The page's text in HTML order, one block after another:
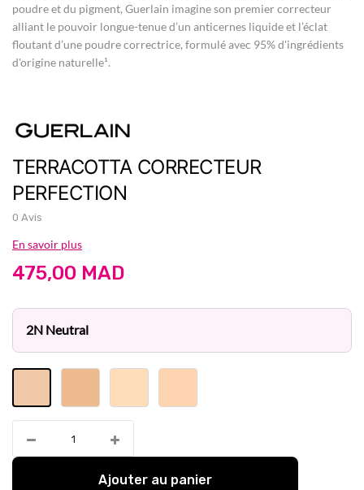
of
the
images
gallery
TERRACOTTA CORRECTEUR
PERFECTION
poudre et du pigment, Guerlain imagine son premier correcteur
alliant le pouvoir longue-tenue d’un anticernes liquide et l’éclat
floutant d’une poudre correctrice, formulé avec 95% d'ingrédients
d'origine naturelle¹.
0 Avis
En savoir plus
475,00 MAD
2N Neutral
Ajouter au panier